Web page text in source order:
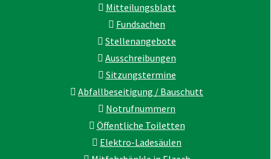
Mitteilungsblatt
Fundsachen
Stellenangebote
Ausschreibungen
Sitzungstermine
Abfallbeseitigung / Bauschutt
Notrufnummern
Öffentliche Toiletten
Elektro-Ladesäulen